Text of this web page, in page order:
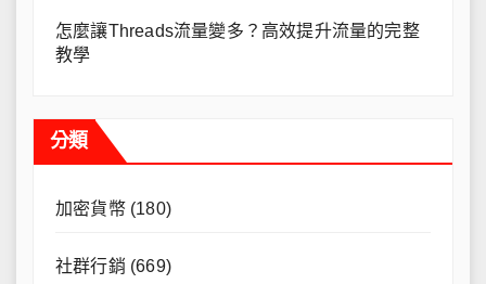
怎麼讓Threads流量變多？高效提升流量的完整
教學
分類
加密貨幣 (180)
社群行銷 (669)